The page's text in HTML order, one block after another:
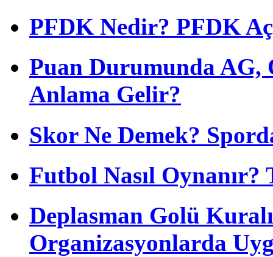
PFDK Nedir? PFDK
Puan Durumunda AG,
Anlama Gelir?
Skor Ne Demek?
Futbol Nasıl
Deplasman Golü
Organizasyonlarda